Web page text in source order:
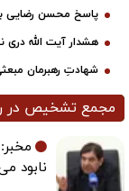
پاسخ محسن رضایی
هشدار آیت الله دری
شهادتِ رهبرمان
مجمع تشخیص در
نابود